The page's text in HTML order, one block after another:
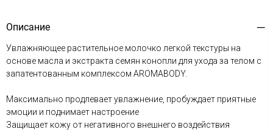
Описание
Увлажняющее растительное молочко легкой текстуры на
основе масла и экстракта семян конопли для ухода за телом с
запатентованным комплексом AROMABODY.
Максимально продлевает увлажнение, пробуждает приятные
эмоции и поднимает настроение
Защищает кожу от негативного внешнего воздействия